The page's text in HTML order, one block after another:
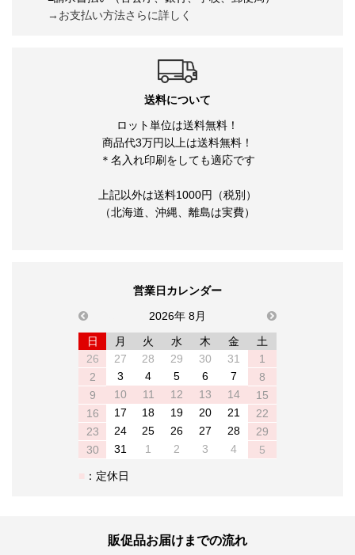
→お支払い方法さらに詳しく
送料について
ロット単位は送料無料！
商品代3万円以上は送料無料！
＊名入れ印刷をしても適応です
上記以外は送料1000円（税別）
（北海道、沖縄、離島は実費）
営業日カレンダー
previous
2026年 8月
next
日
月 火 水 木 金
土
26
27 28 29 30 31
1
2
3 4 5 6 7
8
9
10 11 12 13 14
15
16
17 18 19 20 21
22
23
24 25 26 27 28
29
30
31 1 2 3 4 5
：定休日
販促品お届けまでの流れ